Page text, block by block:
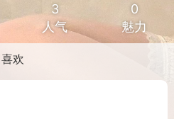
3
人气
0
魅力
喜欢